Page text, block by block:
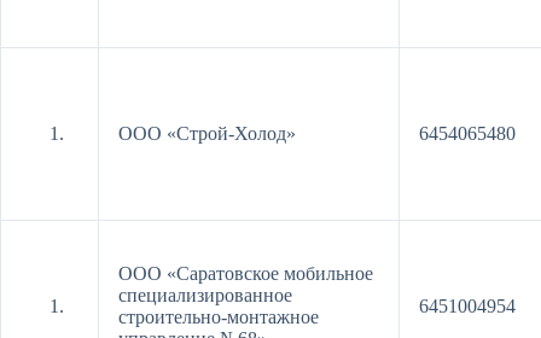
ООО «Строй-Холод» 6454065480
ООО «Саратовское мобильное
специализированное
строительно-монтажное
6451004954